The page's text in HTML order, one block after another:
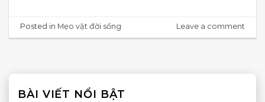
Posted in Mẹo vặt đời sống Leave a comment
BÀI VIẾT NỔI BẬT